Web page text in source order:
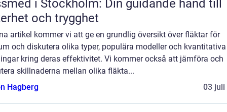
i Stockholm: Din guidande hand till
och trygghet
artikel kommer vi att ge en grundlig översikt över fläktar för
och diskutera olika typer, populära modeller och kvantitativa
kring deras effektivitet. Vi kommer också att jämföra och
skillnaderna mellan olika fläkta...
Hagberg
03 juli